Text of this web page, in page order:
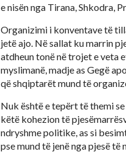
e nisën nga Tirana, Shkodra,
Organizimi i konventave të
jetë ajo. Në sallat ku marrin
atdheun tonë në trojet e veta
myslimanë, madje as Gegë
që shqiptarët mund të
Nuk është e tepërt të themi
këtë kohezion të
ndryshme politike, as si
pse mund të jenë nga pjesë të